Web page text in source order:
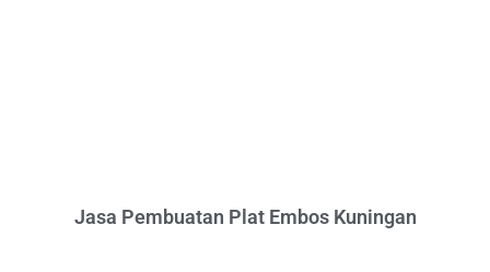
Jasa Pembuatan Plat Embos Kuningan